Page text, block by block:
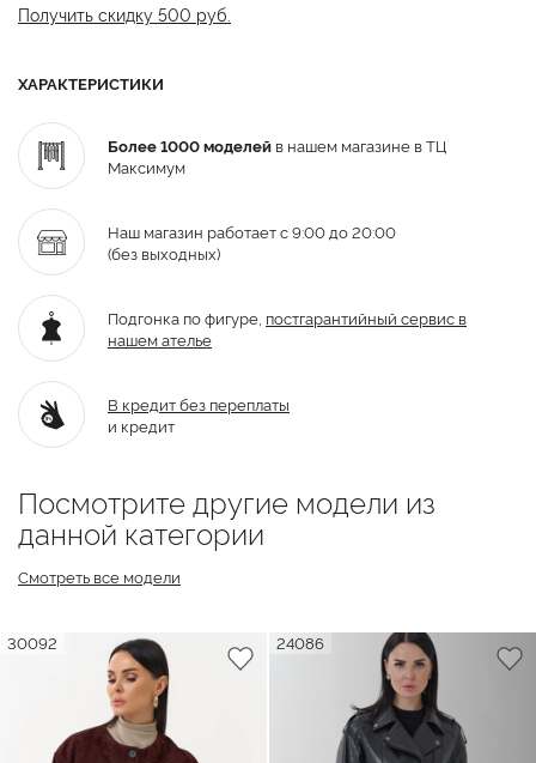
Получить скидку 500 руб.
ХАРАКТЕРИСТИКИ
Более 1000 моделей в нашем магазине в ТЦ
Максимум
Наш магазин работает с 9:00 до 20:00
(без выходных)
Подгонка по фигуре, постгарантийный сервис в
нашем ателье
В кредит без переплаты
и кредит
Посмотрите другие модели из
данной категории
Смотреть все модели
30092 24086